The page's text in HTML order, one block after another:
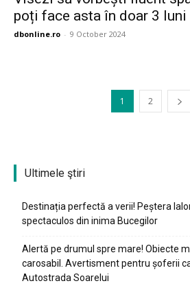
poți face asta în doar 3 luni
dbonline.ro - 9 October 2024
1 2
Ultimele ştiri
Destinația perfectă a verii! Peștera
spectaculos din inima Bucegilor
Alertă pe drumul spre mare! Obiecte
carosabil. Avertisment pentru șoferii
Autostrada Soarelui